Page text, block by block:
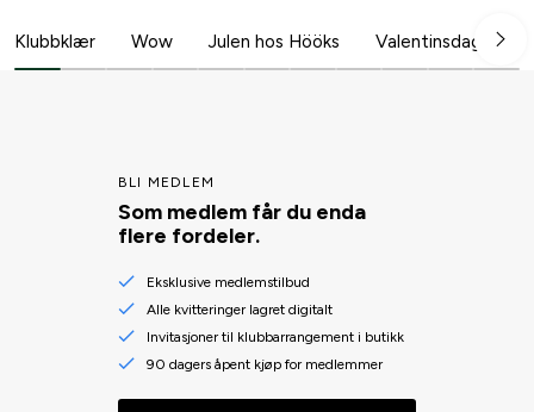
Klubbklær Wow Julen hos Hööks Valentinsdag
BLI MEDLEM
Som medlem får du enda
flere fordeler.
Eksklusive medlemstilbud
Alle kvitteringer lagret digitalt
Invitasjoner til klubbarrangement i butikk
90 dagers åpent kjøp for medlemmer